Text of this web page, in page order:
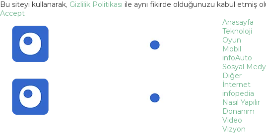
Bu siteyi kullanarak, Gizlilik Politikası ile aynı fikirde olduğunuzu kabul etmiş
Accept
Anasayfa
Teknoloji
Oyun
Mobil
infoAuto
Sosyal
Diğer
İnternet
infopedia
Nasıl Yapılır
Donanım
Video
Vizyon